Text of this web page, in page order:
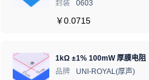
封装
0603
￥0.0715
1kΩ ±1% 100mW 厚膜电阻
品牌
UNI-ROYAL(厚声)